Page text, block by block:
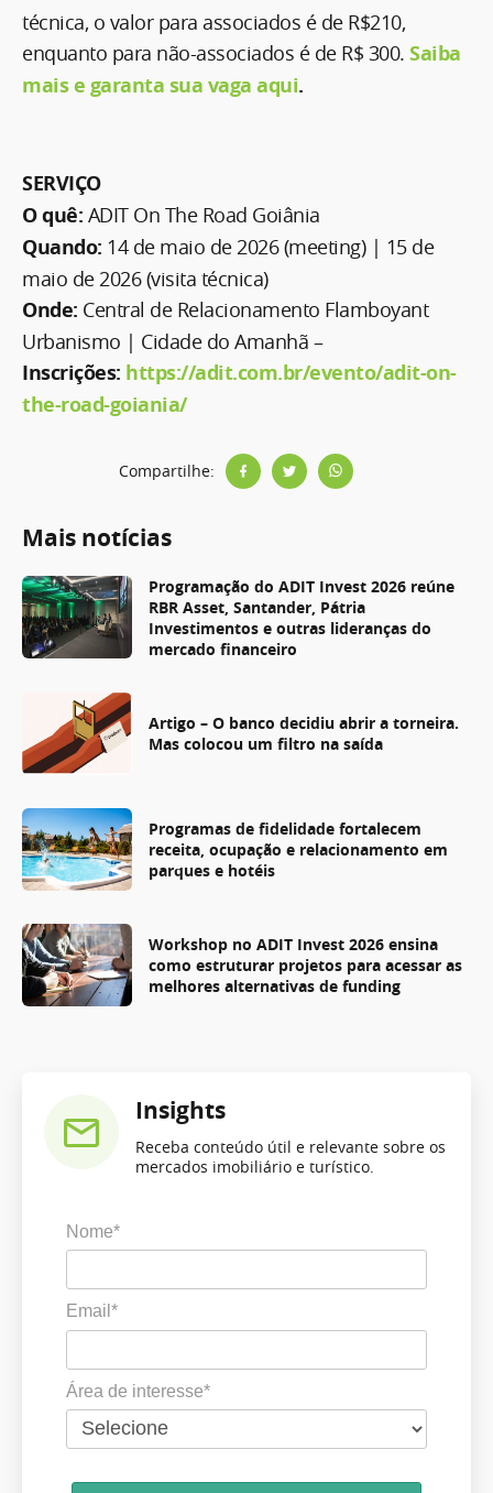
técnica, o valor para associados é de R$210,
enquanto para não-associados é de R$ 300. Saiba
mais e garanta sua vaga aqui.
SERVIÇO
O quê: ADIT On The Road Goiânia
Quando: 14 de maio de 2026 (meeting) | 15 de
maio de 2026 (visita técnica)
Onde: Central de Relacionamento Flamboyant
Urbanismo | Cidade do Amanhã –
Inscrições: https://adit.com.br/evento/adit-on-
the-road-goiania/
Compartilhe:
Mais notícias
Programação do ADIT Invest 2026 reúne
RBR Asset, Santander, Pátria
Investimentos e outras lideranças do
mercado financeiro
Artigo – O banco decidiu abrir a torneira.
Mas colocou um filtro na saída
Programas de fidelidade fortalecem
receita, ocupação e relacionamento em
parques e hotéis
Workshop no ADIT Invest 2026 ensina
como estruturar projetos para acessar as
melhores alternativas de funding
Insights
Receba conteúdo útil e relevante sobre os
mercados imobiliário e turístico.
Nome*
Email*
Área de interesse*